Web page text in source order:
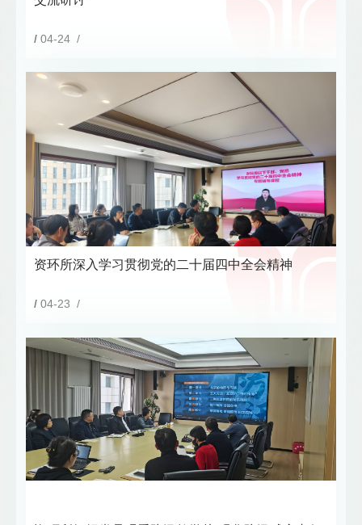
/ 04-24 /
资环所深入学习贯彻党的二十届四中全会精神
/ 04-23 /